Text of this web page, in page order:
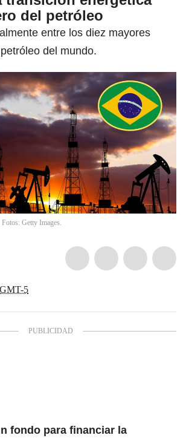
del petróleo
entre los diez mayores
del mundo.
Getty Images.
GMT-5
fondo para financiar la